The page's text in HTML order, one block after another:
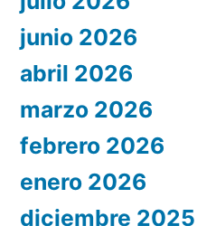
junio 2026
abril 2026
marzo 2026
febrero 2026
enero 2026
diciembre 2025